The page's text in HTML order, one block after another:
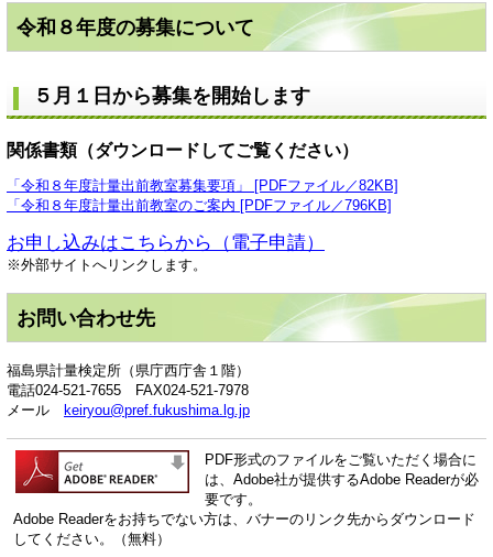
令和８年度の募集について
５月１日から募集を開始します
関係書類（ダウンロードしてご覧ください）
「令和８年度計量出前教室募集要項」 [PDFファイル／82KB]
「令和８年度計量出前教室のご案内 [PDFファイル／796KB]
お申し込みはこちらから（電子申請）
※外部サイトへリンクします。
お問い合わせ先
福島県計量検定所（県庁西庁舎１階）
電話024-521-7655 FAX024-521-7978
メール
keiryou@pref.fukushima.lg.jp
PDF形式のファイルをご覧いただく場合に
は、Adobe社が提供するAdobe Readerが必
要です。
Adobe Readerをお持ちでない方は、バナーのリンク先からダウンロード
してください。（無料）